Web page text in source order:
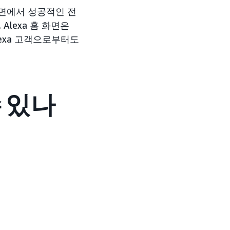
에서 성공적인 전
Alexa 홈 화면은
고객으로부터도
있나